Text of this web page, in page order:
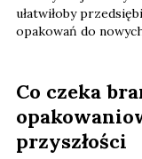
ułatwiłoby
opakowań do
Co czeka
przyszłości